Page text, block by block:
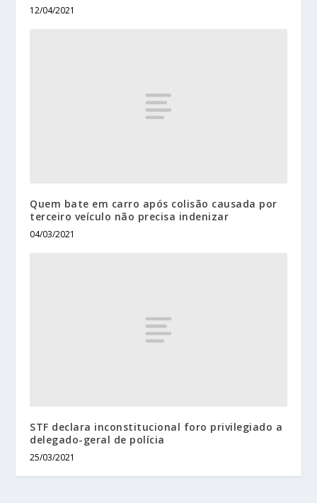
12/04/2021
Quem bate em carro após colisão causada por
terceiro veículo não precisa indenizar
04/03/2021
STF declara inconstitucional foro privilegiado a
delegado-geral de polícia
25/03/2021